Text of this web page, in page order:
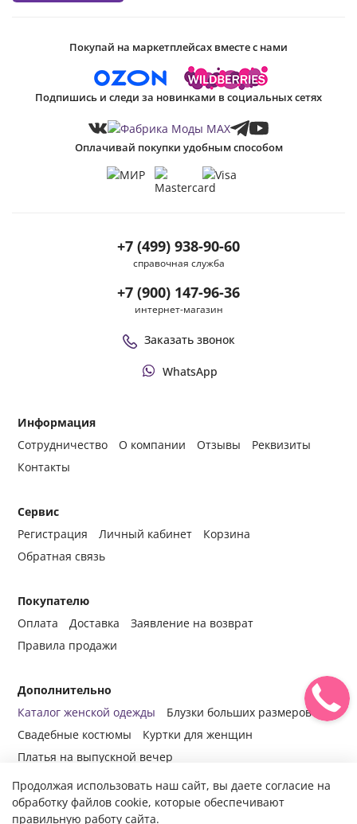
Информация
Сотрудничество
О компании Отзывы
Реквизиты
Контакты
Сервис
Регистрация
Личный кабинет
Корзина
Обратная связь
Покупателю
Оплата
Доставка
Заявление на возврат
Правила продажи
Дополнительно
Каталог женской одежды
Блузки больших размеров
Свадебные костюмы
Куртки для женщин
Платья на выпускной вечер
+7 (499) 938-90-60
справочная служба
+7 (900) 147-96-36
интернет-магазин
Заказать звонок
WhatsApp
Покупай на маркетплейсах вместе с нами
Подпишись и следи за новинками в социальных сетях
Оплачивай покупки удобным способом
Продолжая использовать наш сайт, вы даете согласие на
обработку файлов cookie, которые обеспечивают
правильную работу сайта.